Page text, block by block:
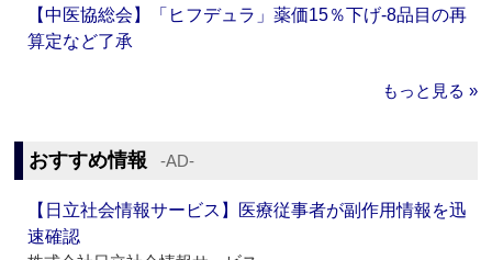
【中医協総会】「ヒフデュラ」薬価15％下げ‐8品目の再
算定など了承
もっと見る »
おすすめ情報 ‐AD‐
【日立社会情報サービス】医療従事者が副作用情報を迅
速確認